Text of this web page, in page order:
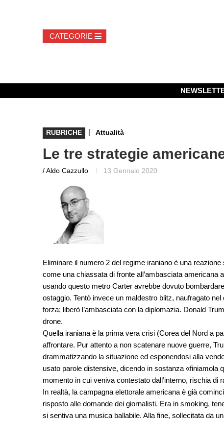
RUBRICHE | Attualità
Le tre strategie
/ Aldo Cazzullo 13 Gennaio 2020
Eliminare il numero 2 del regime iraniano è una
come una chiassata di fronte all’ambasciata
usando questo metro Carter avrebbe dovuto
ostaggio. Tentò invece un maldestro blitz, naufragato
forza; liberò l’ambasciata con la diplomazia. Donald
drone.
Quella iraniana è la prima vera crisi (Corea del Nord a
affrontare. Pur attento a non scatenare nuove guerre,
drammatizzando la situazione ed esponendosi alla
usato parole distensive, dicendo in sostanza «finiamola
momento in cui veniva contestato dall’interno, rischia di
In realtà, la campagna elettorale americana è già
risposto alle domande dei giornalisti. Era in smoking,
si sentiva una musica ballabile. Alla fine, sollecitata da